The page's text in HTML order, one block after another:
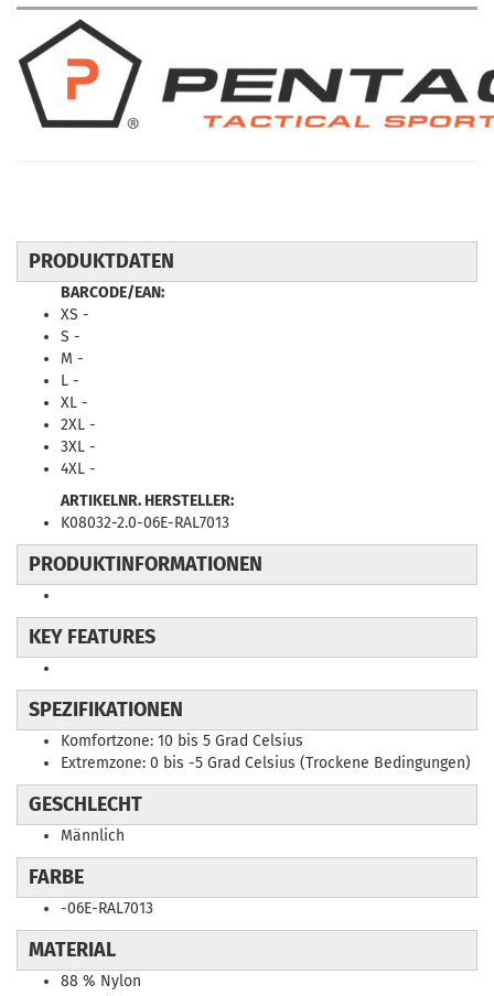
PRODUKTDATEN
BARCODE/EAN:
XS -
S -
M -
L -
XL -
2XL -
3XL -
4XL -
ARTIKELNR. HERSTELLER:
K08032-2.0-06E-RAL7013
PRODUKTINFORMATIONEN
KEY FEATURES
SPEZIFIKATIONEN
Komfortzone: 10 bis 5 Grad Celsius
Extremzone: 0 bis -5 Grad Celsius (Trockene Bedingungen)
GESCHLECHT
Männlich
FARBE
-06E-RAL7013
MATERIAL
88 % Nylon